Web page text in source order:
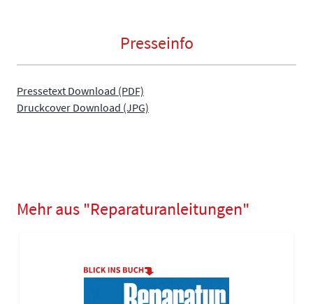
Presseinfo
Pressetext Download (PDF)
Druckcover Download (JPG)
Mehr aus "Reparaturanleitungen"